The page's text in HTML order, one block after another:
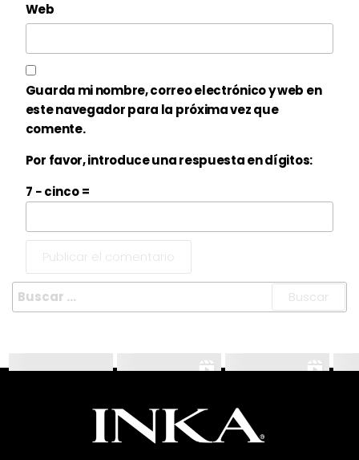
Web
Guarda mi nombre, correo electrónico y web en
este navegador para la próxima vez que
comente.
Por favor, introduce una respuesta en dígitos:
7 − cinco =